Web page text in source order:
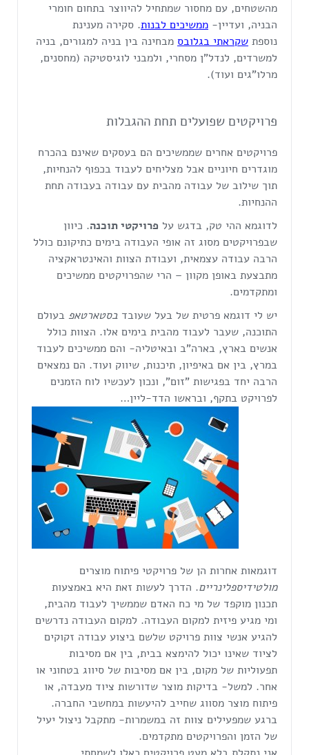
מהשטחים, עם מחסור שמתחיל להיווצר בתחום חומרי
הבניה, ועדיין- ממשיכים לבנות. סקירה מענינת
נוספת שקראתי בגלובס מבחינה בין בניה למגורים, בניה
למשרדים, לנדל"ן מסחרי, ולמבני לוגיסטיקה (מחסנים,
מרלו"גים ועוד).
פרויקטים שפועלים תחת ההגבלות
פרויקטים אחרים שממשיכים הם בעסקים שאינם בהכרח
מוגדרים חיוניים אבל מצליחים לעבוד בכפוף להנחיות,
תוך שילוב של עבודה מהבית עם עבודה בעבודה תחת
ההנחיות.
לדוגמא ההי טק, בדגש על פרויקטי תוכנה. כיוון
שבפרויקטים מסוג זה אופי העבודה בימים כתיקונם כולל
הרבה עבודה עצמאית, ועבודת הצוות והאינטראקציה
מתבצעת באופן מקוון – הרי שהפרויקטים ממשיכים
ומתקדמים.
יש לי דוגמא פרטית של בעל שעובד בסטארטאפ בעולם
התוכנה, שעבר לעבוד מהבית בימים אלו. הצוות כולל
אנשים בארץ, בארה"ב ובאיטליה- והם ממשיכים לעבוד
במרץ, בין אם באיפיון, תיכנות, שיווק ועוד. הם נמצאים
הרבה יחד בפגישות "זום", ונכון לעכשיו לוח הזמנים
לפרויקט בתקף, ובראשו הדד-ליין…
דוגמאות אחרות הן של פרויקטי פיתוח מוצרים
מולטידיספלינריים. הדרך לעשות זאת היא באמצעות
תכנון מוקפד של מי כח האדם שממשיך לעבוד מהבית,
ומי מגיע פיזית למקום העבודה. למקום העבודה נדרשים
להגיע אנשי צוות פרויקט שלשם ביצוע עבודה זקוקים
לציוד שאינו יכול להימצא בבית, בין אם מסיבות
תפעוליות של מקום, בין אם מסיבות של סיווג בטחוני או
אחר. למשל- בדיקות מוצר שדורשות ציוד מעבדה, או
פיתוח מוצר מסווג שחייב להיעשות במחשבי החברה.
ברגע שמפעילים צוות זה במשמרות- מתקבל ניצול יעיל
של הזמן והפרויקטים מתקדמים.